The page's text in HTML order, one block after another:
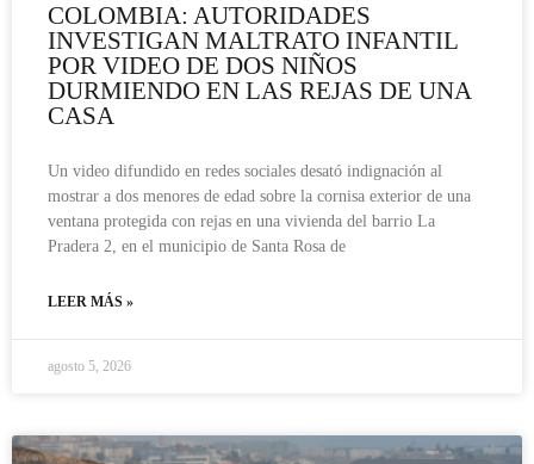
COLOMBIA: AUTORIDADES
INVESTIGAN MALTRATO INFANTIL
POR VIDEO DE DOS NIÑOS
DURMIENDO EN LAS REJAS DE UNA
CASA
Un video difundido en redes sociales desató indignación al
mostrar a dos menores de edad sobre la cornisa exterior de una
ventana protegida con rejas en una vivienda del barrio La
Pradera 2, en el municipio de Santa Rosa de
LEER MÁS »
agosto 5, 2026